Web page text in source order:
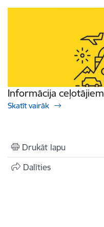
Informācija ceļotājiem
Skatīt vairāk
Drukāt lapu
Dalīties